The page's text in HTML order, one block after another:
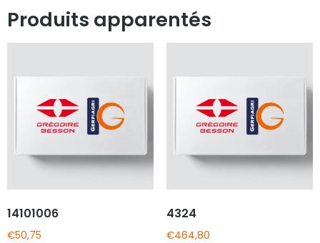
Produits apparentés
14101006
€50,75
4324
€464,80